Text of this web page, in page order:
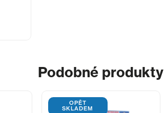
Podobné produkty
OPĚT
SKLADEM